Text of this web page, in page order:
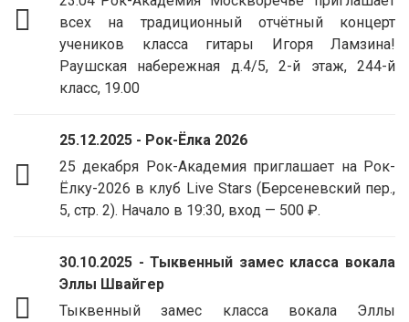
всех на традиционный отчётный концерт
учеников класса гитары Игоря Ламзина!
Раушская набережная д.4/5, 2-й этаж, 244-й
класс, 19.00
25.12.2025 - Рок-Ёлка 2026
25 декабря Рок-Академия приглашает на Рок-
Ёлку-2026 в клуб Live Stars (Берсеневский пер.,
5, стр. 2). Начало в 19:30, вход — 500 ₽.
30.10.2025 - Тыквенный замес класса вокала
Эллы Швайгер
Тыквенный замес класса вокала Эллы